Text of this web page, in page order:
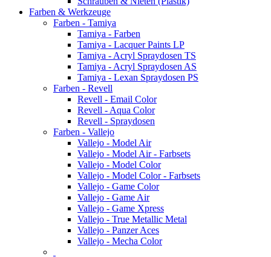
Farben & Werkzeuge
Farben - Tamiya
Tamiya - Farben
Tamiya - Lacquer Paints LP
Tamiya - Acryl Spraydosen TS
Tamiya - Acryl Spraydosen AS
Tamiya - Lexan Spraydosen PS
Farben - Revell
Revell - Email Color
Revell - Aqua Color
Revell - Spraydosen
Farben - Vallejo
Vallejo - Model Air
Vallejo - Model Air - Farbsets
Vallejo - Model Color
Vallejo - Model Color - Farbsets
Vallejo - Game Color
Vallejo - Game Air
Vallejo - Game Xpress
Vallejo - True Metallic Metal
Vallejo - Panzer Aces
Vallejo - Mecha Color